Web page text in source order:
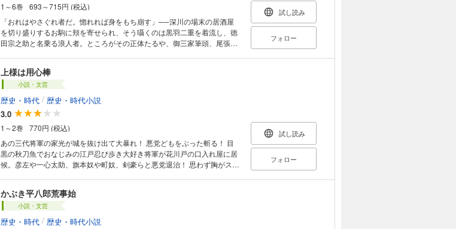
1～6巻
693～715円 (税込)
「おれはやさぐれ者だ。惚れれば身をもち崩す」──深川の場末の居酒屋
を切り盛りするお駒に頬を寄せられ、そう囁くのは黒羽二重を着流し、徳
田宗之助と名乗る浪人者。ところがその正体たるや、御三家筆頭、尾張家
だがそのお陰で、附家老や作事奉行が、木曽檜の値の吊り上げに加担して
いる事実を知る。陰謀の黒幕は幕閣にも及び、これに危機感を募らせて町
に現れた一橋治斉も宗睦に協力。次期将軍候補の若き二人が、江戸のた
め、国のため、正義の剣をふるう！尾張藩中興の名君が市井で悪事と闘
う、期待の新シリーズ、開幕!!
試し読み
フォロー
上様は用心棒
小説・文芸
歴史・時代 / 歴史・時代小説
3.0
1～2巻
770円 (税込)
あの三代将軍の家光が城を抜け出て大暴れ！ 悪党どもをぶった斬る！ 目
黒の秋刀魚でおなじみの江戸忍び歩き大好き将軍が花川戸の口入れ屋に居
候。彦左や一心太助、旗本奴や町奴、剣豪らと悪党退治！ 思わず胸がスカ
世間を知らなすぎた。見聞を広めるべく江戸の町に出ることにした」と宣
言。浅草花川戸の口入れ屋〈放駒〉の家に用心棒として居候することに。
はてさて、家光とその脇役たち、いかなる展開に……。
試し読み
フォロー
かぶき平八郎荒事始
小説・文芸
歴史・時代 / 歴史・時代小説